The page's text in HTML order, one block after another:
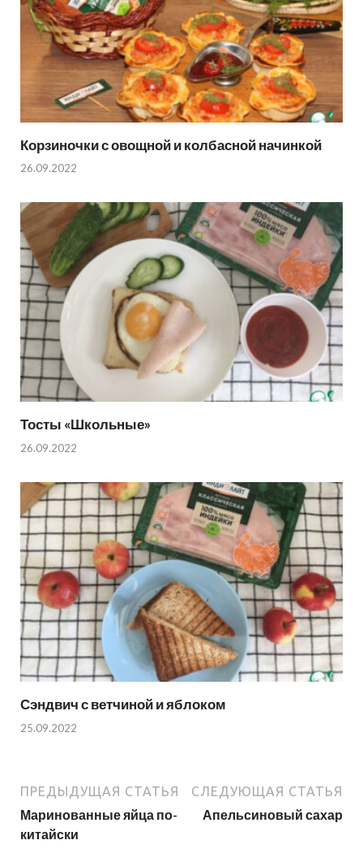
Корзиночки с овощной и колбасной начинкой
26.09.2022
Тосты «Школьные»
26.09.2022
Сэндвич с ветчиной и яблоком
25.09.2022
ПРЕДЫДУЩАЯ СТАТЬЯ
Маринованные яйца по-
китайски
СЛЕДУЮЩАЯ СТАТЬЯ
Апельсиновый сахар